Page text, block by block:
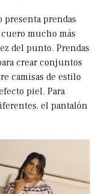
prendas
mucho más
del punto. Prendas
crear conjuntos
camisas de estilo
piel. Para
el pantalón